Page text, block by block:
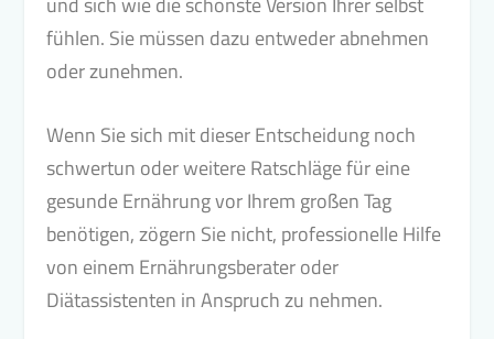
fühlen. Sie müssen dazu entweder abnehmen
oder zunehmen.
Wenn Sie sich mit dieser Entscheidung noch
schwertun oder weitere Ratschläge für eine
gesunde Ernährung vor Ihrem großen Tag
benötigen, zögern Sie nicht, professionelle Hilfe
von einem Ernährungsberater oder
Diätassistenten in Anspruch zu nehmen.